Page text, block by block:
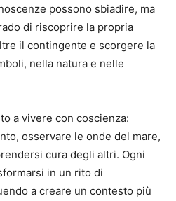
possono sbiadire, ma
di riscoprire la propria
il contingente e scorgere la
nella natura e nelle
a vivere con coscienza:
osservare le onde del mare,
cura degli altri. Ogni
in un rito di
a creare un contesto più